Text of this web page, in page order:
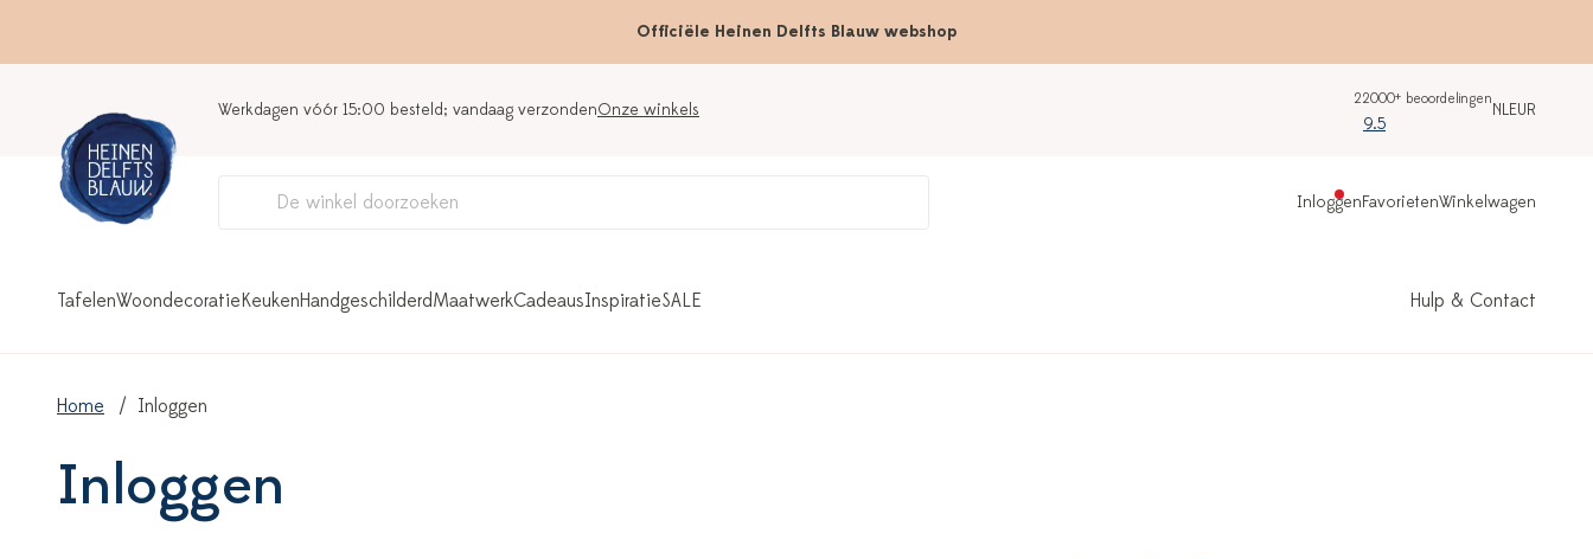
Officiële Heinen Delfts Blauw webshop
Werkdagen vóór 15:00 besteld; vandaag verzondenOnze winkels
22000+ beoordelingen
9.5
NLEUR
InloggenFavorietenWinkelwagen
TafelenWoondecoratieKeukenHandgeschilderdMaatwerkCadeausInspiratieSALE Hulp & Contact
Home Inloggen
Inloggen